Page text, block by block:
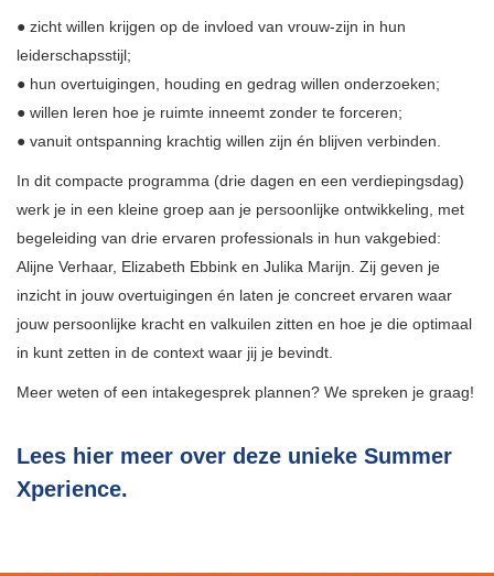
● zicht willen krijgen op de invloed van vrouw-zijn in hun
leiderschapsstijl;
● hun overtuigingen, houding en gedrag willen onderzoeken;
● willen leren hoe je ruimte inneemt zonder te forceren;
● vanuit ontspanning krachtig willen zijn én blijven verbinden.
In dit compacte programma (drie dagen en een verdiepingsdag)
werk je in een kleine groep aan je persoonlijke ontwikkeling, met
begeleiding van drie ervaren professionals in hun vakgebied:
Alijne Verhaar, Elizabeth Ebbink en Julika Marijn. Zij geven je
inzicht in jouw overtuigingen én laten je concreet ervaren waar
jouw persoonlijke kracht en valkuilen zitten en hoe je die optimaal
in kunt zetten in de context waar jij je bevindt.
Meer weten of een intakegesprek plannen? We spreken je graag!
Lees hier meer over deze unieke Summer
Xperience.